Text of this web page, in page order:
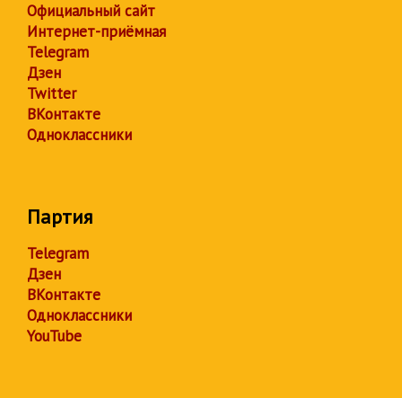
Официальный сайт
Интернет-приёмная
Telegram
Дзен
Twitter
ВКонтакте
Одноклассники
Партия
Telegram
Дзен
ВКонтакте
Одноклассники
YouTube